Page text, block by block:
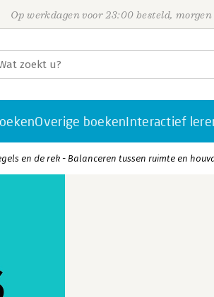
Op werkdagen voor 23:00 besteld,
Overige boekenInteractief
en de rek - Balanceren tussen ruimte en